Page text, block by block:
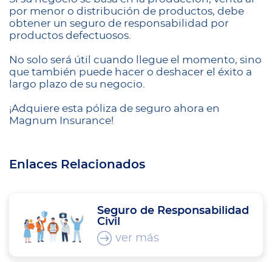
por menor o distribución de productos, debe
obtener un seguro de responsabilidad por
productos defectuosos.
No solo será útil cuando llegue el momento, sino
que también puede hacer o deshacer el éxito a
largo plazo de su negocio.
¡Adquiere esta póliza de seguro ahora en
Magnum Insurance!
Enlaces Relacionados
Seguro de Responsabilidad
Civil
ver más